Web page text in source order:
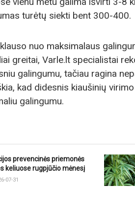
turėtų siekti bent 300-400.
nuo maksimalaus
greitai, Varle.lt specialistai
galingumu, tačiau ragina
kad didesnis kiaušinių
galingumu.
prevencinės priemonės
keliuose rugpjūčio mėnesį
07-31